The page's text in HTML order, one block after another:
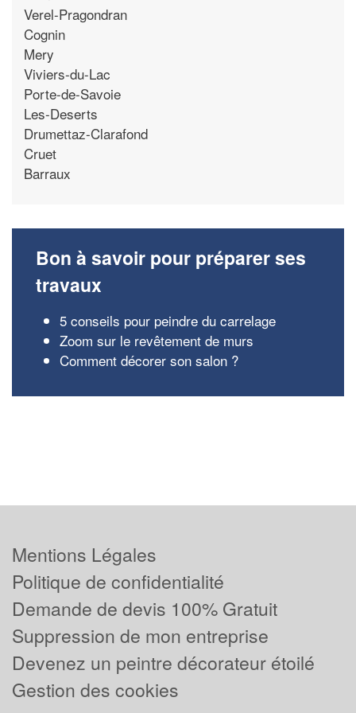
Verel-Pragondran
Cognin
Mery
Viviers-du-Lac
Porte-de-Savoie
Les-Deserts
Drumettaz-Clarafond
Cruet
Barraux
Bon à savoir pour préparer ses
travaux
5 conseils pour peindre du carrelage
Zoom sur le revêtement de murs
Comment décorer son salon ?
Mentions Légales
Politique de confidentialité
Demande de devis 100% Gratuit
Suppression de mon entreprise
Devenez un peintre décorateur étoilé
Gestion des cookies